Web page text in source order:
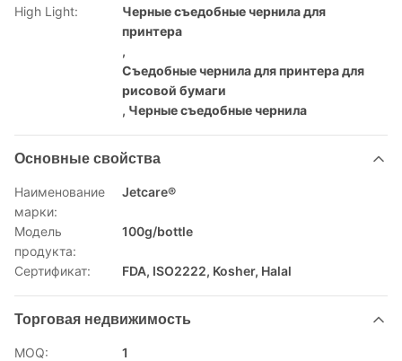
High Light:
Черные съедобные чернила для
принтера
,
Съедобные чернила для принтера для
рисовой бумаги
, Черные съедобные чернила
Основные свойства
Наименование
марки:
Jetcare®
Модель
продукта:
100g/bottle
Сертификат: FDA, ISO2222, Kosher, Halal
Торговая недвижимость
MOQ:
1